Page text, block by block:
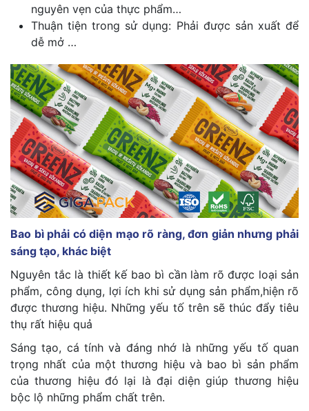
nguyên vẹn của thực phẩm…
Thuận tiện trong sử dụng: Phải được sản xuất để
dễ mở …
Bao bì phải có diện mạo rõ ràng, đơn giản nhưng phải
sáng tạo, khác biệt
Nguyên tắc là thiết kế bao bì cần làm rõ được loại sản
phẩm, công dụng, lợi ích khi sử dụng sản phẩm,hiện rõ
được thương hiệu. Những yếu tố trên sẽ thúc đẩy tiêu
thụ rất hiệu quả
Sáng tạo, cá tính và đáng nhớ là những yếu tố quan
trọng nhất của một thương hiệu và bao bì sản phẩm
của thương hiệu đó lại là đại diện giúp thương hiệu
bộc lộ những phẩm chất trên.